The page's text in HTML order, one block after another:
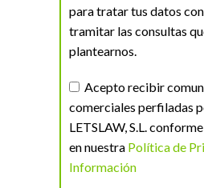
para tratar tus datos
tramitar las consultas
plantearnos.
Acepto recibir
comerciales perfiladas
LETSLAW, S.L.
en nuestra Política de
Información